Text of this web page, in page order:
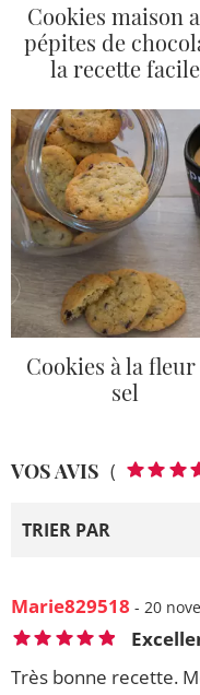
Cookies maison
pépites de
la recette facile
Cookies à la
sel
VOS AVIS (
TRIER PAR
Marie829518 - 20
Très bonne recette.